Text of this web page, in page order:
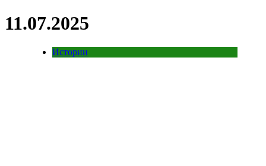
11.07.2025
Истории